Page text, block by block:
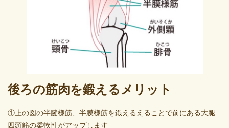
後ろの筋肉を鍛えるメリット
①上の図の半腱様筋、半膜様筋を鍛えるえることで前にある大腿
四頭筋の柔軟性がアップします